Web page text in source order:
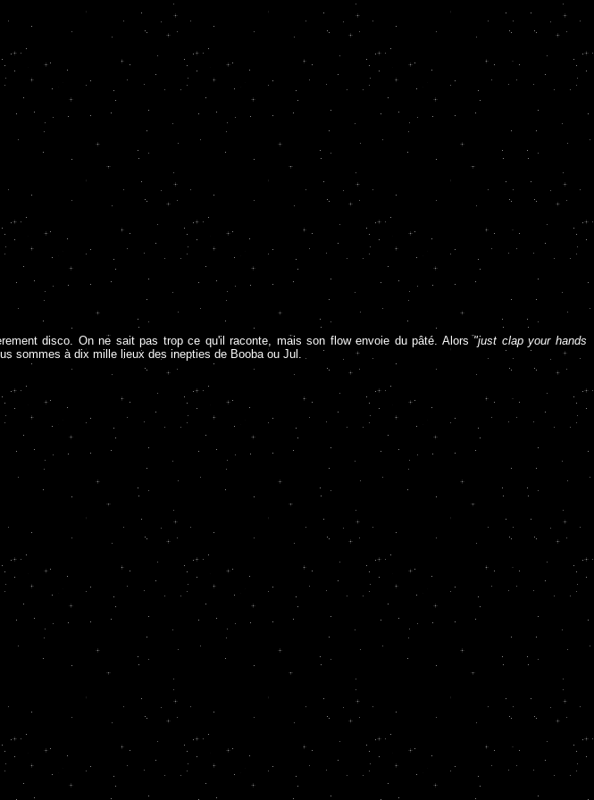
disco. On ne sait pas trop ce qu'il raconte, mais son flow envoie du pâté. Alors"just clap your hands
sommes à dix mille lieux des inepties de Booba ou Jul.